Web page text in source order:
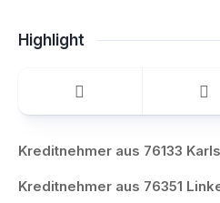
Highlight
Kreditnehmer aus 76133
Kreditnehmer aus 76351